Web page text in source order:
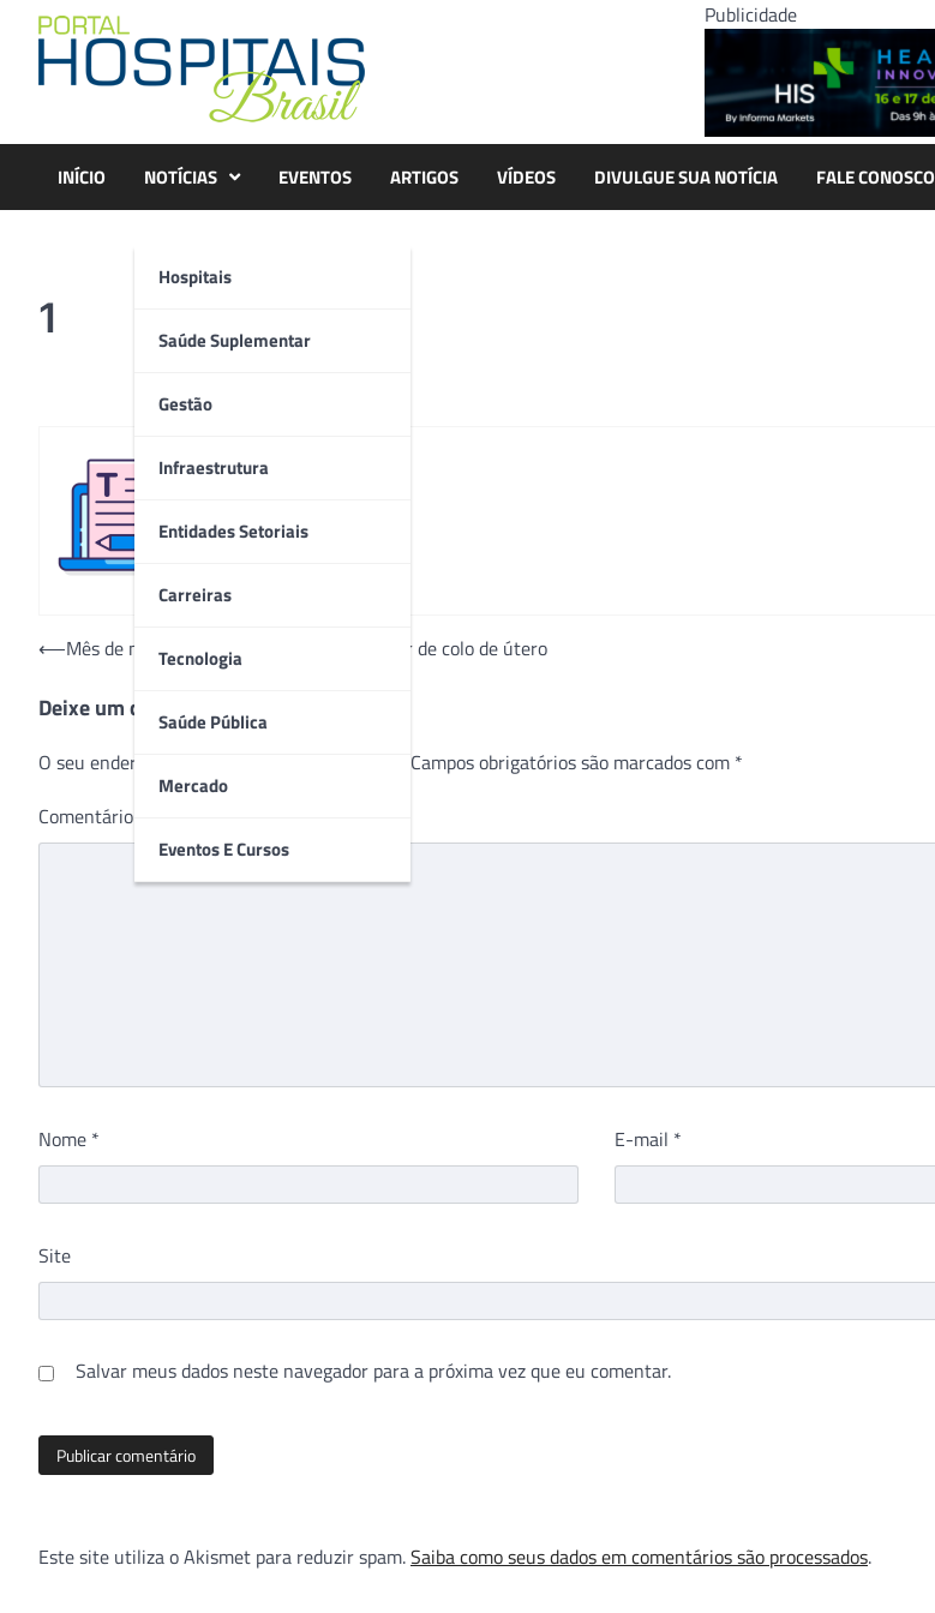
content
Publicidade
INÍCIO NOTÍCIAS
Hospitais
Saúde Suplementar
Gestão
Infraestrutura
Entidades Setoriais
Carreiras
Tecnologia
Saúde Pública
Mercado
Eventos E Cursos
EVENTOS ARTIGOS VÍDEOS DIVULGUE SUA NOTÍCIA FALE CONOSCO
1
Navegação
Post
⟵Mês de março alerta mulheres para câncer de colo de útero
Deixe um comentário
O seu endereço de e-mail não será publicado. Campos obrigatórios são marcados com *
Comentário
Nome * E-mail *
Site
Salvar meus dados neste navegador para a próxima vez que eu comentar.
Este site utiliza o Akismet para reduzir spam.Saiba como seus dados em comentários são processados.